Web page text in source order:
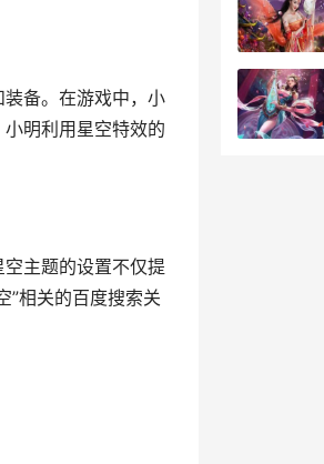
备。在游戏中，小
明利用星空特效的
主题的设置不仅提
”相关的百度搜索关